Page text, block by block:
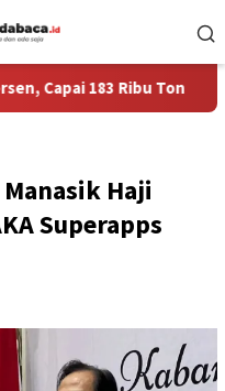
183 Ribu Ton
Haji
Superapps